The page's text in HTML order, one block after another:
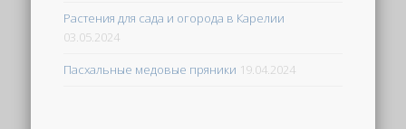
Растения для сада и огорода в Карелии
03.05.2024
Пасхальные медовые пряники 19.04.2024